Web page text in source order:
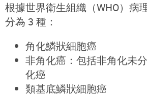
根據世界衛生組織（WHO）病
分為 3 種：
角化鱗狀細胞癌
非角化癌：包括非角化未
化癌
類基底鱗狀細胞癌